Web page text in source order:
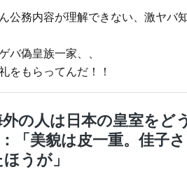
ん公務内容が理解できない、激ヤバ
バ偽皇族一家、、
をもらってんだ！！